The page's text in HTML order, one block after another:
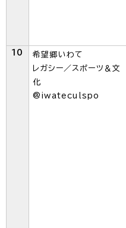
10
希望郷いわて
レガシー／スポーツ＆文
化
@iwateculspo